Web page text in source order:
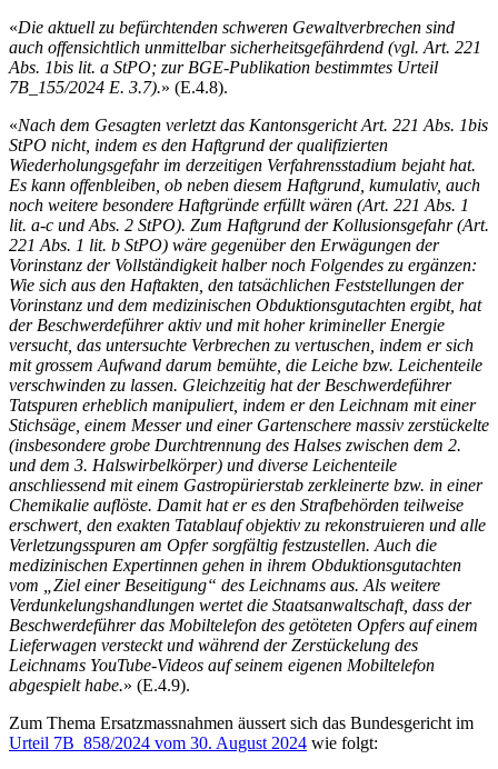
«Die aktuell zu befürchtenden schweren Gewaltverbrechen sind
auch offensichtlich unmittelbar sicherheitsgefährdend (vgl. Art. 221
Abs. 1bis lit. a StPO; zur BGE-Publikation bestimmtes Urteil
7B_155/2024 E. 3.7).» (E.4.8).
«Nach dem Gesagten verletzt das Kantonsgericht Art. 221 Abs. 1bis
StPO nicht, indem es den Haftgrund der qualifizierten
Wiederholungsgefahr im derzeitigen Verfahrensstadium bejaht hat.
Es kann offenbleiben, ob neben diesem Haftgrund, kumulativ, auch
noch weitere besondere Haftgründe erfüllt wären (Art. 221 Abs. 1
lit. a-c und Abs. 2 StPO). Zum Haftgrund der Kollusionsgefahr (Art.
221 Abs. 1 lit. b StPO) wäre gegenüber den Erwägungen der
Vorinstanz der Vollständigkeit halber noch Folgendes zu ergänzen:
Wie sich aus den Haftakten, den tatsächlichen Feststellungen der
Vorinstanz und dem medizinischen Obduktionsgutachten ergibt, hat
der Beschwerdeführer aktiv und mit hoher krimineller Energie
versucht, das untersuchte Verbrechen zu vertuschen, indem er sich
mit grossem Aufwand darum bemühte, die Leiche bzw. Leichenteile
verschwinden zu lassen. Gleichzeitig hat der Beschwerdeführer
Tatspuren erheblich manipuliert, indem er den Leichnam mit einer
Stichsäge, einem Messer und einer Gartenschere massiv zerstückelte
(insbesondere grobe Durchtrennung des Halses zwischen dem 2.
und dem 3. Halswirbelkörper) und diverse Leichenteile
anschliessend mit einem Gastropürierstab zerkleinerte bzw. in einer
Chemikalie auflöste. Damit hat er es den Strafbehörden teilweise
erschwert, den exakten Tatablauf objektiv zu rekonstruieren und alle
Verletzungsspuren am Opfer sorgfältig festzustellen. Auch die
medizinischen Expertinnen gehen in ihrem Obduktionsgutachten
vom „Ziel einer Beseitigung“ des Leichnams aus. Als weitere
Verdunkelungshandlungen wertet die Staatsanwaltschaft, dass der
Beschwerdeführer das Mobiltelefon des getöteten Opfers auf einem
Lieferwagen versteckt und während der Zerstückelung des
Leichnams YouTube-Videos auf seinem eigenen Mobiltelefon
abgespielt habe.» (E.4.9).
Zum Thema Ersatzmassnahmen äussert sich das Bundesgericht im
Urteil 7B_858/2024 vom 30. August 2024 wie folgt: